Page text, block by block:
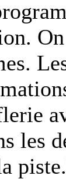
les
piste.